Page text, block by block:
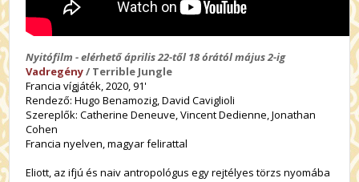
Nyitófilm - elérhető április 22-től 18 órától május 2-ig
Vadregény/ Terrible Jungle
Francia vígjáték, 2020, 91'
Rendező: Hugo Benamozig, David Caviglioli
Szereplők: Catherine Deneuve, Vincent Dedienne, Jonathan
Cohen
Francia nyelven, magyar felirattal
Eliott, az ifjú és naiv antropológus egy rejtélyes törzs nyomába